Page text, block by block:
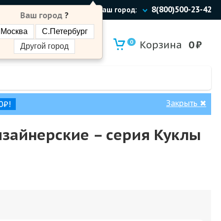
Ваш город:
Ваш город ?
Москва
С.Петербург
Другой город
8(800)500-23-42
0 Корзина 0₽
Закрыть ✖
– cерия Куклы